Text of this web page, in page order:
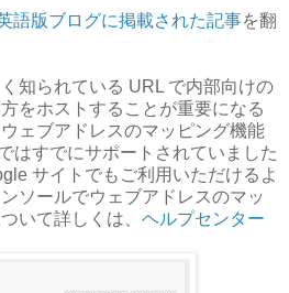
語版ブログに掲載された記事を翻
知られている URL で内部向けの
をホストすることが重要になる
ェブアドレスのマッピング機能
はすでにサポートされていました
サイトでもご利用いただけるよ
ソールでウェブアドレスのマッ
いて詳しくは、 ヘルプセンター